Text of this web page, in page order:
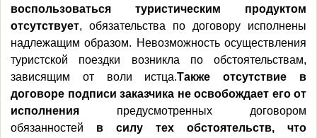
воспользоваться
туристическим продуктом
отсутствует, обязательства по договору исполнены
надлежащим образом. Невозможность осуществления
туристской поездки возникла по обстоятельствам,
зависящим от воли истца.Также отсутствие в
договоре подписи заказчика не освобождает его от
исполнения предусмотренных договором
обязанностей в силу тех обстоятельств, что